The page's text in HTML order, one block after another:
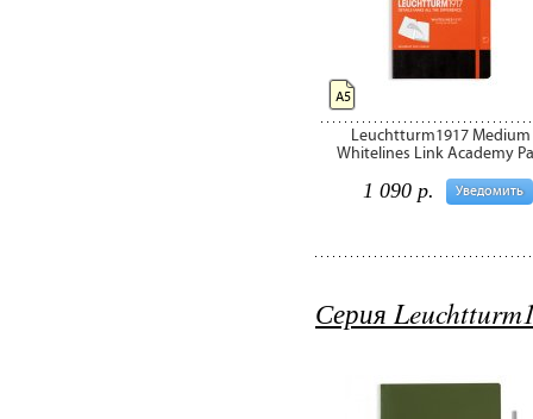
Leuchtturm1917 Medium
Whitelines Link Academy
Уведомить
1 090 р.
А5
Серия